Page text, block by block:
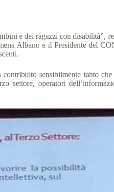
e dei ragazzi con disabilità”,
Albano e il Presidente del
sensibilmente tanto
operatori